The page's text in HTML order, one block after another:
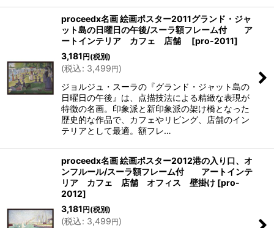
proceedx名画 絵画ポスター2011グランド・ジャ
ット島の日曜日の午後/スーラ額フレーム付 ア
ートインテリア カフェ 店舗
[pro-2011]
3,181円(税別)
(税込: 3,499円)
ジョルジュ・スーラの『グランド・ジャット島の
日曜日の午後』は、点描技法による精緻な表現が
特徴の名画。印象派と新印象派の架け橋となった
歴史的な作品で、カフェやリビング、店舗のイン
テリアとして最適。額フレ…
proceedx名画 絵画ポスター2012港の入り口、オ
ンフルール/スーラ額フレーム付 アートインテ
リア カフェ 店舗 オフィス 壁掛け [pro-
2012]
3,181円(税別)
(税込: 3,499円)